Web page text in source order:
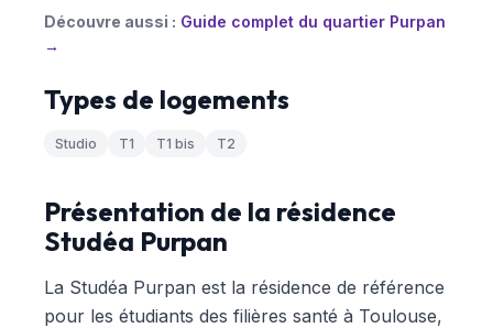
Découvre aussi : Guide complet du quartier Purpan
→
Types de logements
Studio T1 T1 bis T2
Présentation de la résidence
Studéa Purpan
La Studéa Purpan est la résidence de référence
pour les étudiants des filières santé à Toulouse,